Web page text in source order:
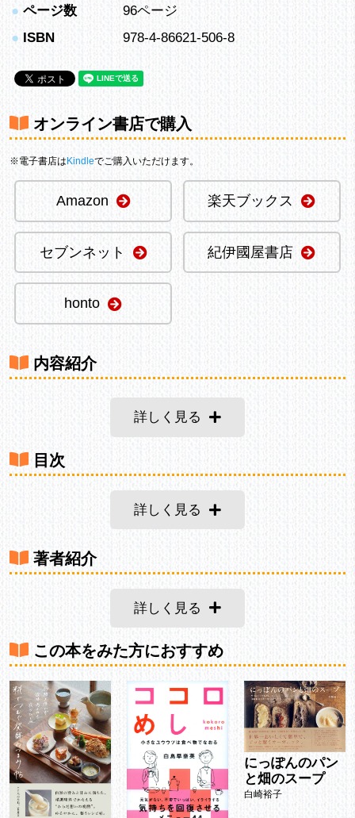
● ページ数
96ページ
● ISBN 978-4-86621-506-8
オンライン書店で購入
※電子書店はKindleでご購入いただけます。
Amazon 楽天ブックス
セブンネット 紀伊國屋書店
honto
内容紹介
詳しく見る
目次
詳しく見る
著者紹介
詳しく見る
この本をみた方におすすめ
にっぽんのパン
と畑のスープ
白崎裕子